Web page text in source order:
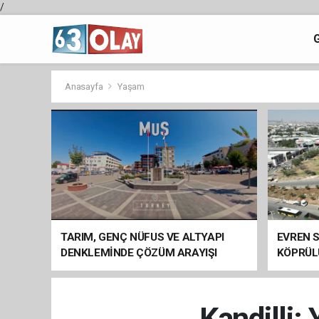
/
Anasayfa Yaşam
TARIM, GENÇ NÜFUS VE ALTYAPI
DENKLEMİNDE ÇÖZÜM ARAYIŞI
EVREN
ARAÇ